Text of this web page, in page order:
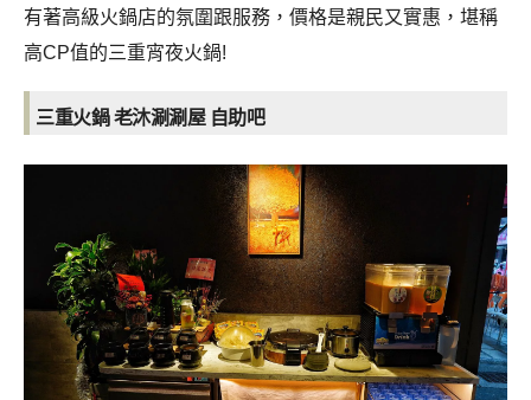
有著高級火鍋店的氛圍跟服務，價格是親民又實惠，堪稱
高CP值的三重宵夜火鍋!
三重火鍋 老沐涮涮屋 自助吧